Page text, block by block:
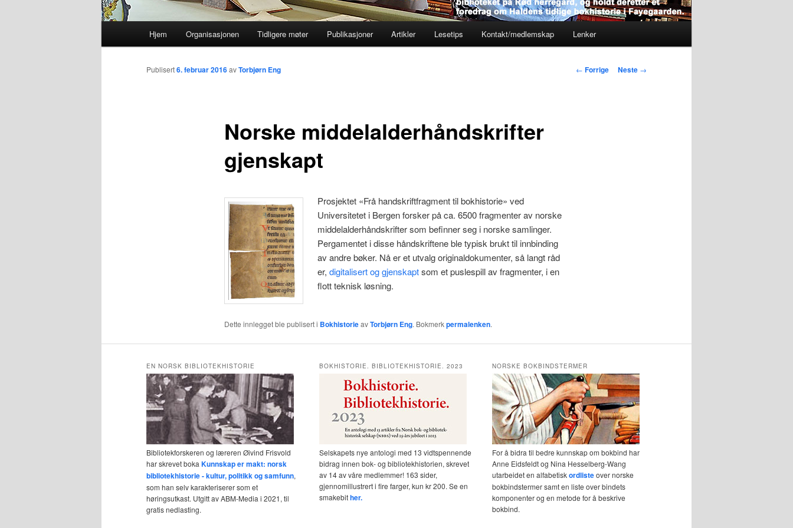
Gå
direkte
Hjem Organisasjonen Tidligere møter Publikasjoner Artikler Lesetips Kontakt/medlemskap Lenker
Innleggsnavigasjon
← Forrige Neste →
Norske middelalderhåndskrifter
gjenskapt
Publisert6. februar 2016avTorbjørn Eng
Prosjektet «Frå handskriftfragment til bokhistorie» ved
Universitetet i Bergen forsker på ca. 6500 fragmenter av norske
middelalderhåndskrifter som befinner seg i norske samlinger.
Pergamentet i disse håndskriftene ble typisk brukt til innbinding
av andre bøker. Nå er et utvalg originaldokumenter, så langt råd
er,digitalisert og gjenskaptsom et puslespill av fragmenter, i en
flott teknisk løsning.
Dette innlegget ble publisert i BokhistorieavTorbjørn Eng. Bokmerkpermalenken.
EN NORSK BIBLIOTEKHISTORIE
Bibliotekforskeren og læreren Øivind Frisvold
har skrevet boka Kunnskap er makt: norsk
bibliotekhistorie - kultur, politikk og samfunn,
som han selv karakteriserer som et
høringsutkast. Utgitt av ABM-Media i 2021, til
gratis nedlasting.
BOKHISTORIE. BIBLIOTEKHISTORIE. 2023
Selskapets nye antologi med 13 vidtspennende
bidrag innen bok- og bibliotekhistorien, skrevet
av 14 av våre medlemmer! 163 sider,
gjennomillustrert i fire farger, kun kr 200. Se en
smakebither.
NORSKE BOKBINDSTERMER
For å bidra til bedre kunnskap om bokbind har
Anne Eidsfeldt og Nina Hesselberg-Wang
utarbeidet en alfabetiskordlisteover norske
bokbindstermer samt en liste over bindets
komponenter og en metode for å beskrive
bokbind.